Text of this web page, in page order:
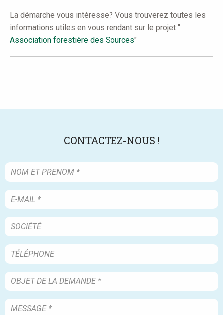
La démarche vous intéresse? Vous trouverez toutes les
informations utiles en vous rendant sur le projet "
Association forestière des Sources"
CONTACTEZ-NOUS !